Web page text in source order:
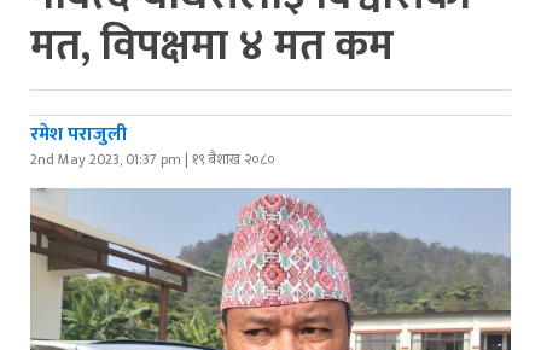
मत, विपक्षमा ४ मत कम
रमेश पराजुली
2nd May 2023, 01:37 pm | १९ बैशाख २०८०